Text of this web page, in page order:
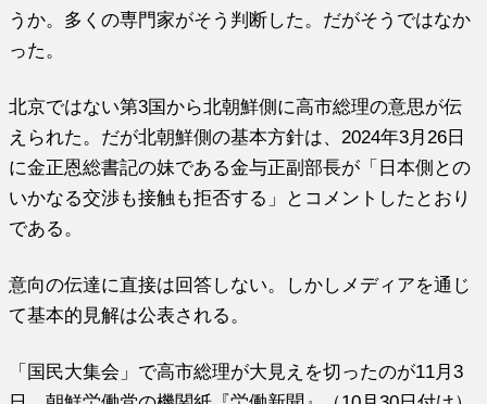
うか。多くの専門家がそう判断した。だがそうではなか
った。
北京ではない第3国から北朝鮮側に高市総理の意思が伝
えられた。だが北朝鮮側の基本方針は、2024年3月26日
に金正恩総書記の妹である金与正副部長が「日本側との
いかなる交渉も接触も拒否する」とコメントしたとおり
である。
意向の伝達に直接は回答しない。しかしメディアを通じ
て基本的見解は公表される。
「国民大集会」で高市総理が大見えを切ったのが11月3